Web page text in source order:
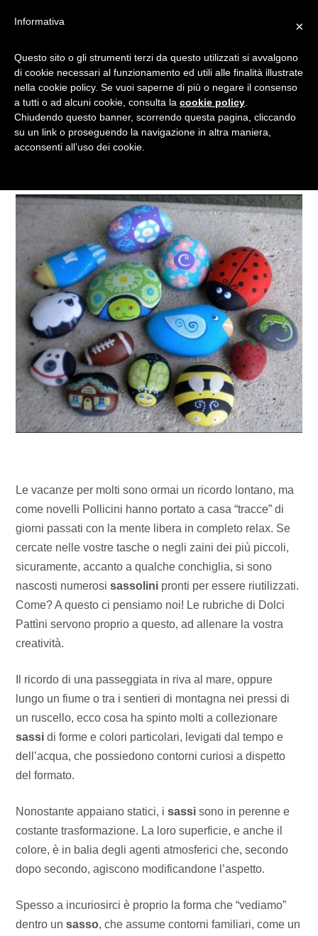
RICICLO CREATIVO: TANTE
IDEE PER TOGLIERVI
QUALCHE SASSOLINO
DALLE TASCHE
Le vacanze per molti sono ormai un ricordo lontano, ma
come novelli Pollicini hanno portato a casa “tracce” di
giorni passati con la mente libera in completo relax. Se
cercate nelle vostre tasche o negli zaini dei più piccoli,
sicuramente, accanto a qualche conchiglia, si sono
nascosti numerosi sassolini pronti per essere riutilizzati.
Come? A questo ci pensiamo noi! Le rubriche di Dolci
Pattìni servono proprio a questo, ad allenare la vostra
creatività.
Il ricordo di una passeggiata in riva al mare, oppure
lungo un fiume o tra i sentieri di montagna nei pressi di
un ruscello, ecco cosa ha spinto molti a collezionare
sassi di forme e colori particolari, levigati dal tempo e
dell’acqua, che possiedono contorni curiosi a dispetto
del formato.
Nonostante appaiano statici, i sassi sono in perenne e
costante trasformazione. La loro superficie, e anche il
colore, è in balia degli agenti atmosferici che, secondo
dopo secondo, agiscono modificandone l’aspetto.
Spesso a incuriosirci è proprio la forma che “vediamo”
dentro un sasso, che assume contorni familiari, come un
×
Informativa
Questo sito o gli strumenti terzi da questo utilizzati si avvalgono
di cookie necessari al funzionamento ed utili alle finalità illustrate
nella cookie policy. Se vuoi saperne di più o negare il consenso
a tutti o ad alcuni cookie, consulta la cookie policy
Chiudendo questo banner, scorrendo questa pagina, cliccando
su un link o proseguendo la navigazione in altra maniera,
acconsenti all’uso dei cookie.